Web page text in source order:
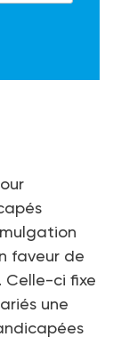
faveur de
Celle-ci fixe
une